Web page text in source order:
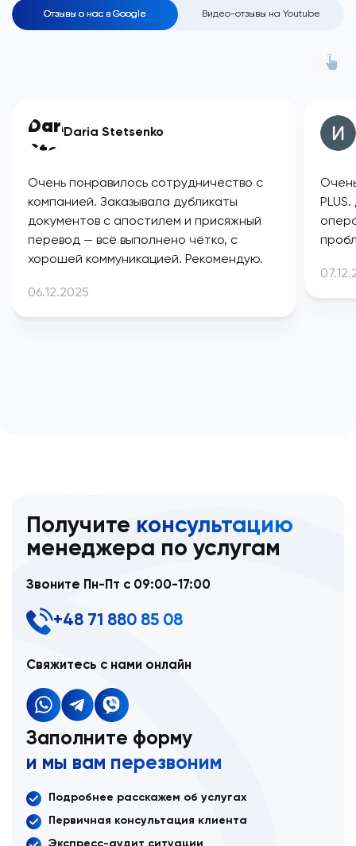
Отзывы о нас в Google Видео-отзывы на Youtube
Daria Stetsenko
Очень понравилось сотрудничество с
компанией. Заказывала дубликаты
документов с апостилем и присяжный
перевод — всё выполнено чётко, с
хорошей коммуникацией. Рекомендую.
06.12.2025
Получите консультацию
менеджера по услугам
Звоните Пн-Пт с 09:00-17:00
+48 71 880 85 08
Свяжитесь с нами онлайн
Заполните форму
и мы вам перезвоним
Подробнее расскажем об услугах
Первичная консультация клиента
Экспресс-аудит ситуации